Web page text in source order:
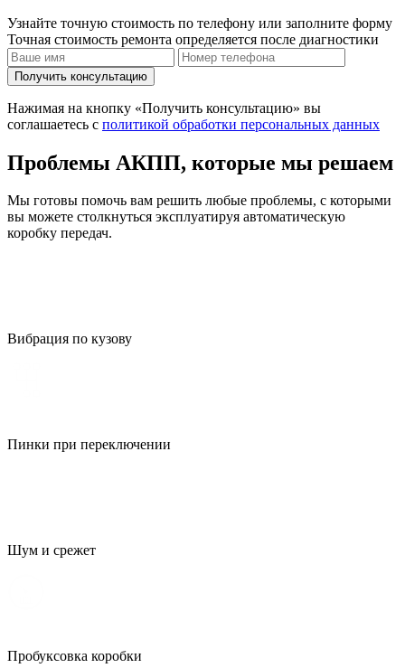
Узнайте точную стоимость по телефону или заполните форму
Точная стоимость ремонта определяется после диагностики
Получить консультацию
Нажимая на кнопку «Получить консультацию» вы
соглашаетесь с политикой обработки персональных данных
Проблемы АКПП, которые мы решаем
Мы готовы помочь вам решить любые проблемы, с которыми
вы можете столкнуться эксплуатируя автоматическую
коробку передач.
Вибрация по кузову
Пинки при переключении
Шум и срежет
Пробуксовка коробки